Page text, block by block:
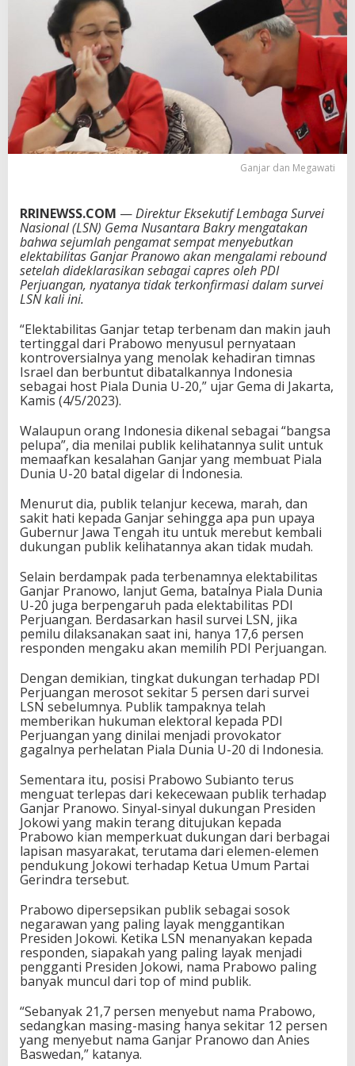
k
t
a
b
i
t
a
s
G
a
r
M
a
s
i
e
r
b
e
n
a
m
Ganjar dan Megawati
RRINEWSS.COM —Direktur Eksekutif Lembaga Survei
Nasional (LSN) Gema Nusantara Bakry mengatakan
bahwa sejumlah pengamat sempat menyebutkan
elektabilitas Ganjar Pranowo akan mengalami rebound
setelah dideklarasikan sebagai capres oleh PDI
Perjuangan, nyatanya tidak terkonfirmasi dalam survei
LSN kali ini.
“Elektabilitas Ganjar tetap terbenam dan makin jauh
tertinggal dari Prabowo menyusul pernyataan
kontroversialnya yang menolak kehadiran timnas
Israel dan berbuntut dibatalkannya Indonesia
sebagai host Piala Dunia U-20,” ujar Gema di Jakarta,
Kamis (4/5/2023).
Walaupun orang Indonesia dikenal sebagai “bangsa
pelupa”, dia menilai publik kelihatannya sulit untuk
memaafkan kesalahan Ganjar yang membuat Piala
Dunia U-20 batal digelar di Indonesia.
Menurut dia, publik telanjur kecewa, marah, dan
sakit hati kepada Ganjar sehingga apa pun upaya
Gubernur Jawa Tengah itu untuk merebut kembali
dukungan publik kelihatannya akan tidak mudah.
Selain berdampak pada terbenamnya elektabilitas
Ganjar Pranowo, lanjut Gema, batalnya Piala Dunia
U-20 juga berpengaruh pada elektabilitas PDI
Perjuangan. Berdasarkan hasil survei LSN, jika
pemilu dilaksanakan saat ini, hanya 17,6 persen
responden mengaku akan memilih PDI Perjuangan.
Dengan demikian, tingkat dukungan terhadap PDI
Perjuangan merosot sekitar 5 persen dari survei
LSN sebelumnya. Publik tampaknya telah
memberikan hukuman elektoral kepada PDI
Perjuangan yang dinilai menjadi provokator
gagalnya perhelatan Piala Dunia U-20 di Indonesia.
Sementara itu, posisi Prabowo Subianto terus
menguat terlepas dari kekecewaan publik terhadap
Ganjar Pranowo. Sinyal-sinyal dukungan Presiden
Jokowi yang makin terang ditujukan kepada
Prabowo kian memperkuat dukungan dari berbagai
lapisan masyarakat, terutama dari elemen-elemen
pendukung Jokowi terhadap Ketua Umum Partai
Gerindra tersebut.
Prabowo dipersepsikan publik sebagai sosok
negarawan yang paling layak menggantikan
Presiden Jokowi. Ketika LSN menanyakan kepada
responden, siapakah yang paling layak menjadi
pengganti Presiden Jokowi, nama Prabowo paling
banyak muncul dari top of mind publik.
“Sebanyak 21,7 persen menyebut nama Prabowo,
sedangkan masing-masing hanya sekitar 12 persen
yang menyebut nama Ganjar Pranowo dan Anies
Baswedan,” katanya.